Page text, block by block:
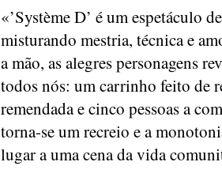
«’Système D’ é um espetáculo
misturando mestria, técnica e
a mão, as alegres personagens
todos nós: um carrinho feito de
remendada e cinco pessoas a
torna-se um recreio e a
lugar a uma cena da vida